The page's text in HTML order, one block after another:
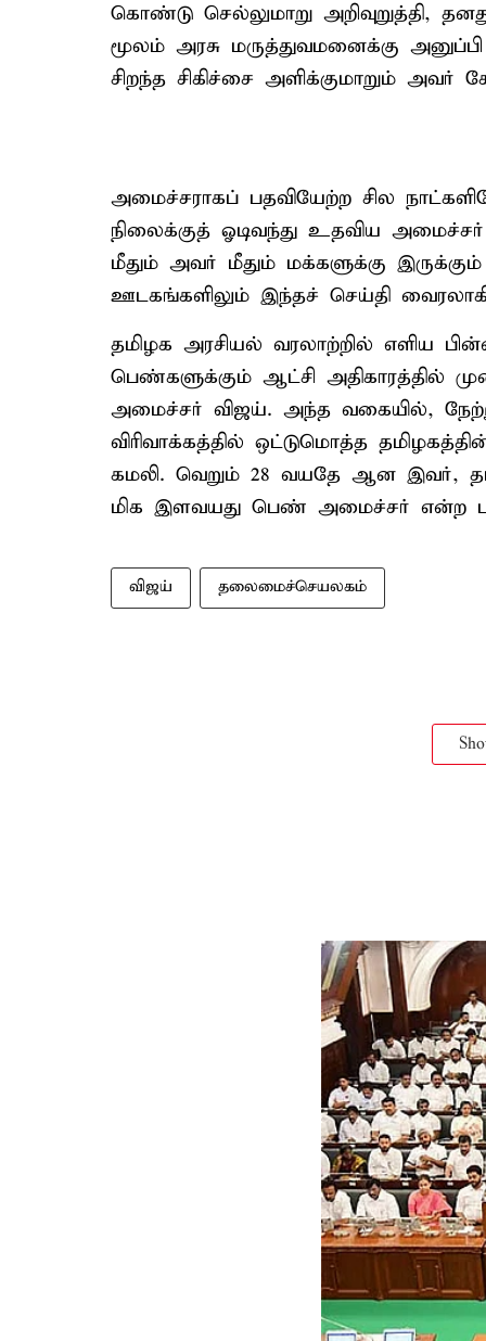
கொண்டு செல்லுமாறு அறிவுறுத்தி,
மூலம் அரசு மருத்துவமனைக்கு
சிறந்த சிகிச்சை அளிக்குமாறும் அவர்
அமைச்சராகப் பதவியேற்ற சில
நிலைக்குத் ஓடிவந்து உதவிய
மீதும் அவர் மீதும் மக்களுக்கு
ஊடகங்களிலும் இந்தச் செய்தி
தமிழக அரசியல் வரலாற்றில் எளிய
பெண்களுக்கும் ஆட்சி அதிகாரத்தில்
அமைச்சர் விஜய். அந்த வகையில்,
விரிவாக்கத்தில் ஒட்டுமொத்த
கமலி. வெறும் 28 வயதே ஆன இவர்,
மிக இளவயது பெண் அமைச்சர் என்ற
விஜய் தலைமைச்செயலகம்